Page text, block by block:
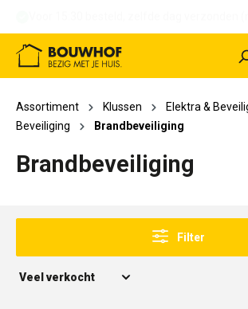
Assortiment Klussen
Elektra &
Beveiliging
Brandbeveiliging
Brandbeveiliging
Filter